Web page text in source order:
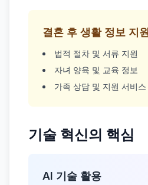
결혼 후 생활 정보 지원
법적 절차 및 서류 지원
자녀 양육 및 교육 정보
가족 상담 및 지원 서비스
기술 혁신의 핵심
AI 기술 활용